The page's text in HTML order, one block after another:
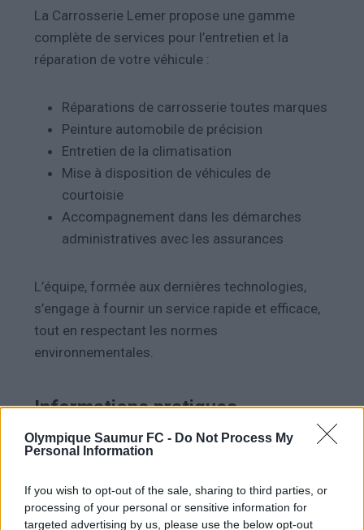
Olympique Saumur FC - Do Not Process My
Personal Information
If you wish to opt-out of the sale, sharing to third parties, or
processing of your personal or sensitive information for
targeted advertising by us, please use the below opt-out
La Carrosserie Lemer propose une gamme
complète de services pour l’entretien et la
réparation de votre véhicule :
Réparations de carrosserie toutes marques
Peinture automobile de précision
Entretien de la climatisation
Mise à disposition de véhicules de
courtoisie
Accompagnement dans les démarches
administratives avec les assurances
L’équipe, formée aux dernières technologies,
s’engage à fournir un service rapide et efficace,
tout en respectant les normes
environnementales.
Informations pratiques
Adresse:Rue de l’Expansion, ZI de Méron,
Téléphone:02 41 52 38 56
Email :carrosserie.lemer@wanadoo.fr